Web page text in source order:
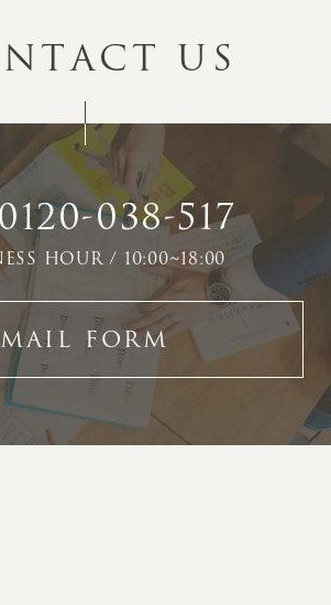
NTACT US
038-517
HOUR / 10:00~18:00
MAIL FORM